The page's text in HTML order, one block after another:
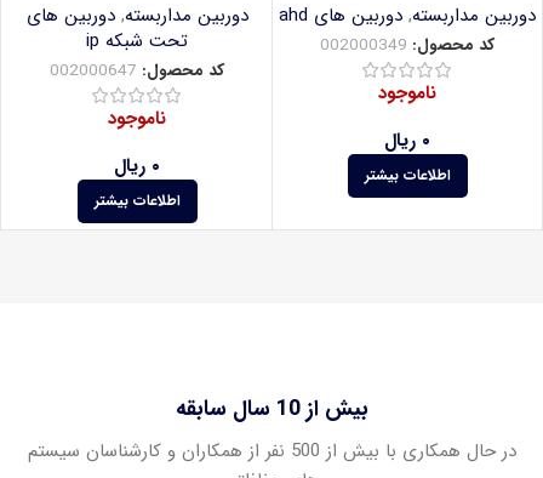
دوربین مداربسته, دوربین های ahd
کد محصول: 002000349
ناموجود
۰ ریال
اطلاعات بیشتر
دوربین مداربسته,دوربین های
تحت شبکه ip
کد محصول: 002000647
ناموجود
۰ ریال
اطلاعات بیشتر
بیش از 10 سال سابقه
در حال همکاری با بیش از 500 نفر از همکاران و کارشناسان سیستم